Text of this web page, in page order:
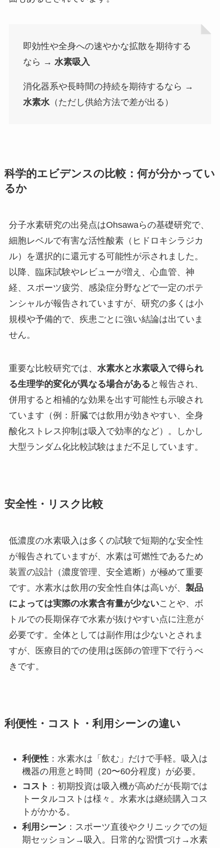
即効性や全身への速やかな拡散を期待する
なら → 水素吸入
消化器系や長時間の持続を期待するなら →
水素水（ただし供給方法で差が出る）
科学的エビデンスの比較：何が分かってい
るか
分子水素研究の出発点はOhsawaらの基礎研究で、
細胞レベルで有害な活性酸素（ヒドロキシラジカ
ル）を選択的に還元する可能性が示されました。
以降、臨床試験やレビューが増え、心血管、神
経、スポーツ疲労、感染症分野などで一定のポテ
ンシャルが報告されていますが、研究の多くは小
規模や予備的で、疾患ごとに強い結論は出ていま
せん。
重要な比較研究では、 水素水と水素吸入で得られ
る生理学的変化が異なる場合がある と報告され、
併用すると相補的な効果を出す可能性も示唆され
ています（例：肝臓では飲用が効きやすい、全身
酸化ストレス抑制は吸入で効率的など）。しかし
大型ランダム化比較試験はまだ不足しています。
安全性・リスク比較
低濃度の水素吸入は多くの試験で短期的な安全性
が報告されていますが、水素は可燃性であるため
装置の設計（濃度管理、安全遮断）が極めて重要
です。水素水は飲用の安全性自体は高いが、 製品
によっては実際の水素含有量が少ないことや、ボ
トルでの長期保存で水素が抜けやすい点に注意が
必要です。全体としては副作用は少ないとされま
すが、医療目的での使用は医師の管理下で行うべ
きです。
利便性・コスト・利用シーンの違い
利便性：水素水は「飲む」だけで手軽。吸入は
機器の用意と時間（20〜60分程度）が必要。
コスト ：初期投資は吸入機が高めだが長期では
トータルコストは様々。水素水は継続購入コス
トがかかる。
利用シーン：スポーツ直後やクリニックでの短
期セッション→吸入。日常的な習慣づけ→水素